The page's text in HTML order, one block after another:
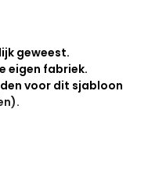
geweest.
eigen fabriek.
voor dit sjabloon